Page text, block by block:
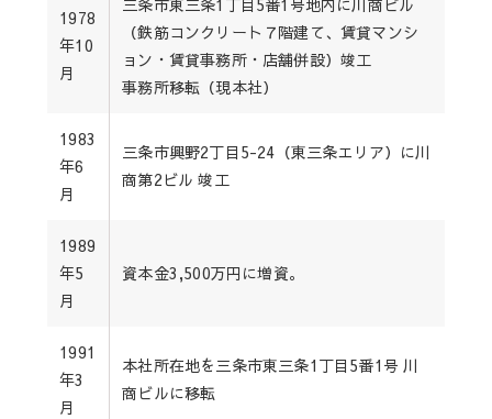
1978
年10
月
（鉄筋コンクリート７階建て、賃貸マンシ
ョン・賃貸事務所・店舗併設）竣工
事務所移転（現本社）
1983
年6
月
三条市興野2丁目5-24（東三条エリア）に川
商第2ビル 竣工
1989
年5
月
資本金3,500万円に増資。
1991
年3
月
本社所在地を三条市東三条1丁目5番1号 川
商ビルに移転